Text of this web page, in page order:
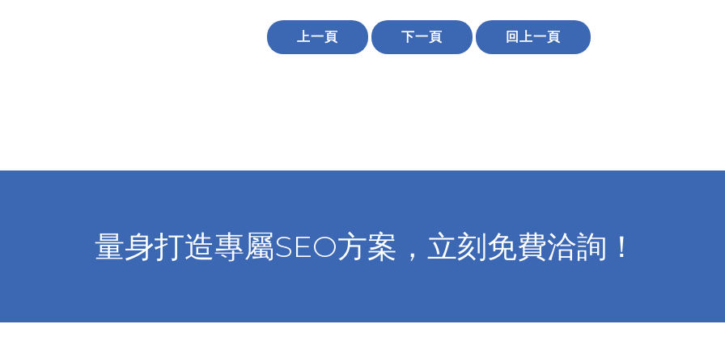
上一頁 下一頁 回上一頁
量身打造專屬SEO方案，立刻免費洽詢！